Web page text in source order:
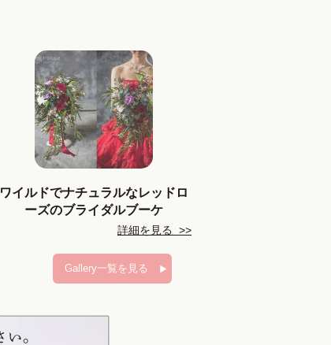
ワイルドでナチュラルなレッドロ
ーズのブライダルブーケ
詳細を見る >>
Gallery一覧を見る